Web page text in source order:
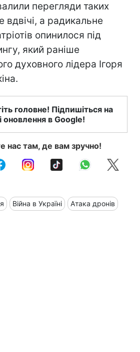
перегляди таких
вдвічі, а радикальне
опинилося під
який раніше
духовного лідера Ігоря
головне! Підпишіться на
оновлення в Google!
нас там, де вам зручно!
Війна в Україні Атака дронів